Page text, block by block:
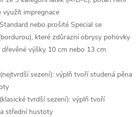
využít impregnace
nebo prošité Special se
které zdůrazní obrysy pohovky
výšky 10 cm nebo 13 cm
sezení): výplň tvoří studená pěna
tvrdší sezení): výplň tvoří
střední hustoty